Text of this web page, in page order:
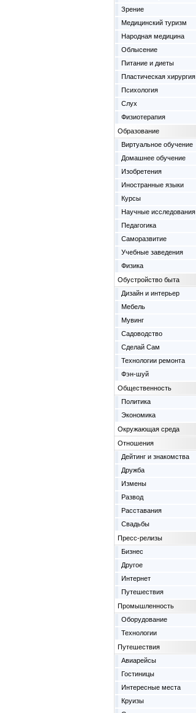
Зрение
Медицинский туризм
Народная медицина
Облысение
Питание и диеты
Пластическая хирургия
Психология
Слух
Физиотерапия
Образование
Виртуальное обучение
Домашнее обучение
Изобретения
Иностранные языки
Курсы
Научные исследования
Педагогика
Саморазвитие
Учебные заведения
Физика
Обустройство быта
Дизайн и интерьер
Мебель
Мувинг
Садоводство
Сделай Сам
Технологии ремонта
Фэн-шуй
Общественность
Политика
Экономика
Окружающая среда
Отношения
Дейтинг и знакомства
Дружба
Измены
Развод
Расставания
Свадьбы
Пресс-релизы
Бизнес
Другое
Интернет
Путешествия
Промышленность
Оборудование
Технологии
Путешествия
Авиарейсы
Гостиницы
Интересные места
Круизы